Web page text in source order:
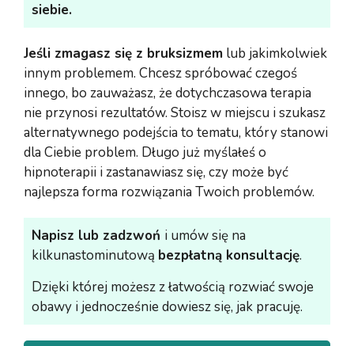
siebie.
Jeśli zmagasz się z bruksizmem lub jakimkolwiek
innym problemem. Chcesz spróbować czegoś
innego, bo zauważasz, że dotychczasowa terapia
nie przynosi rezultatów. Stoisz w miejscu i szukasz
alternatywnego podejścia to tematu, który stanowi
dla Ciebie problem. Długo już myślałeś o
hipnoterapii i zastanawiasz się, czy może być
najlepsza forma rozwiązania Twoich problemów.
Napisz lub zadzwoń i umów się na
kilkunastominutową bezpłatną konsultację.
Dzięki której możesz z łatwością rozwiać swoje
obawy i jednocześnie dowiesz się, jak pracuję.